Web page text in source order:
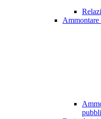
Ammontare